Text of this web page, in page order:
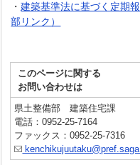
・建築基準法に基づく定期
部リンク）
このページに関する
お問い合わせは
県土整備部 建築住宅課
電話：0952-25-7164
ファックス：0952-25-7316